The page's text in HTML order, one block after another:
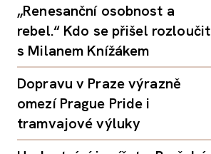
„Renesanční osobnost a
rebel.“ Kdo se přišel rozloučit
s Milanem Knížákem
Dopravu v Praze výrazně
omezí Prague Pride i
tramvajové výluky